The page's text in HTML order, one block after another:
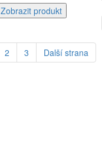
Zobrazit produkt
2 3 Další strana